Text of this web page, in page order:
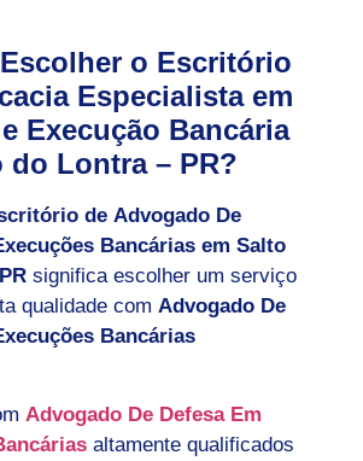
o Escritório
Especialista em
Execução Bancária
do Lontra – PR?
de Advogado De
Bancárias em Salto
significa escolher um serviço
qualidade com Advogado De
Bancárias
Advogado De Defesa Em
altamente qualificados